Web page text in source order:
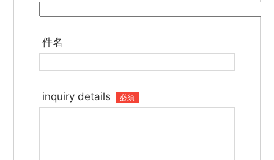
件名
inquiry details 必須